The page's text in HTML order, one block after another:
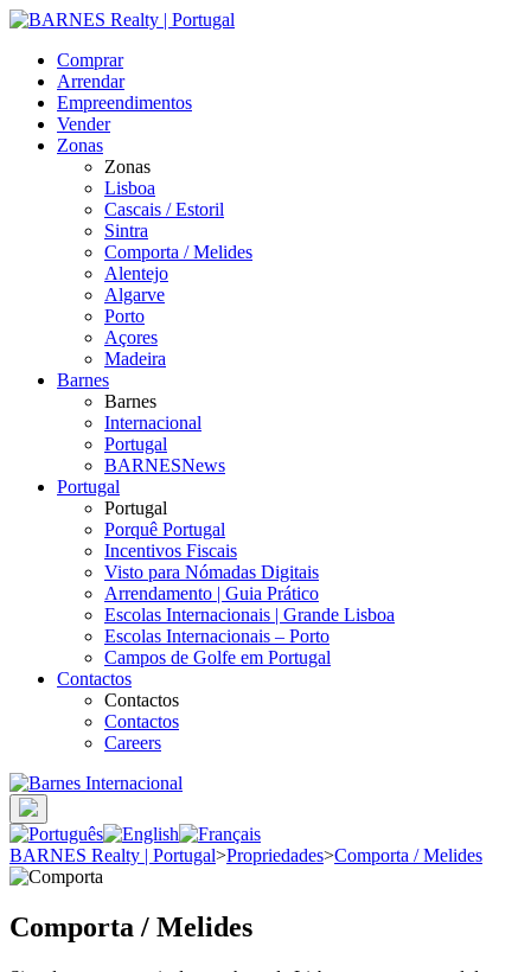
Comprar
Arrendar
Empreendimentos
Vender
Zonas
Zonas
Lisboa
Cascais / Estoril
Sintra
Comporta / Melides
Alentejo
Algarve
Porto
Açores
Madeira
Barnes
Barnes
Internacional
Portugal
BARNESNews
Portugal
Portugal
Porquê Portugal
Incentivos Fiscais
Visto para Nómadas Digitais
Arrendamento | Guia Prático
Escolas Internacionais | Grande Lisboa
Escolas Internacionais – Porto
Campos de Golfe em Portugal
Contactos
Contactos
Contactos
Careers
BARNES Realty | Portugal>Propriedades>Comporta / Melides
Comporta / Melides